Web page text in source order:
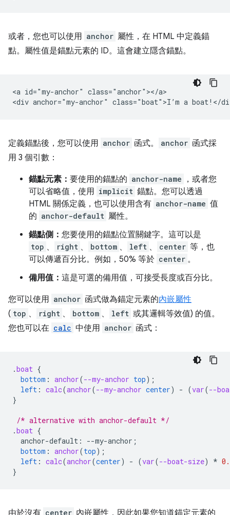
或者，您也可以使用 anchor 屬性，在 HTML 中定義錨
點。屬性值是錨點元素的 ID。這會建立隱含錨點。
<a id="my-anchor" class="anchor"></a>
定義錨點後，您可以使用 anchor 函式。 anchor 函式採
用 3 個引數：
錨點元素： 要使用的錨點的 anchor-name
，或者您
可以省略值，使用 implicit 錨點。您可以透過
HTML 關係定義，也可以使用含有 anchor-name 值
的 anchor-default 屬性。
錨點側： 您要使用的錨點位置關鍵字。這可以是
top 、 right 、 bottom 、 left 、 center 等，也
可以傳遞百分比。例如，50% 等於 center 。
備用值： 這是可選的備用值，可接受長度或百分比。
您可以使用 anchor 函式做為錨定元素的內嵌屬性
( top 、 right 、 bottom 、 left 或其邏輯等效值) 的值。
您也可以在 calc 中使用 anchor 函式：
.boat {
bottom : anchor(--my-anchor top);
left : calc(anchor(--my-anchor center) - (var(--
}
/* alternative with anchor-default */
.boat {
anchor-default : --my-anchor ;
bottom : anchor(top);
left : calc(anchor(center) - (var(--boat-size) *
}
由於沒有 center 內嵌屬性，因此如果您知道錨定元素的